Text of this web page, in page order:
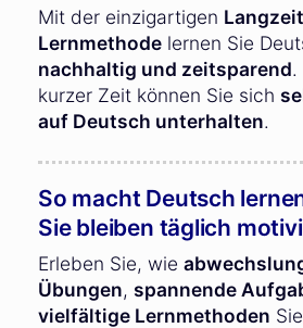
Mit der einzigartigen
Lernmethode lernen Sie
nachhaltig und zeitsparend.
kurzer Zeit können Sie sich
auf Deutsch unterhalten.
So macht Deutsch
Sie bleiben täglich
Erleben Sie, wie
Übungen, spannende
vielfältige Lernmethoden